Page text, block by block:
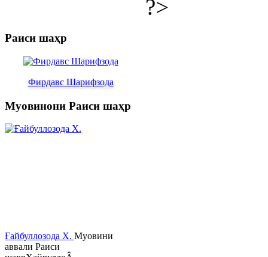
?>
Раиси шаҳр
Фирдавс Шарифзода
Муовинони Раиси шаҳр
Ғайбуллозода Х. Муовини
аввали Раиси